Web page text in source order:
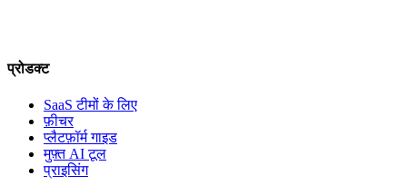
प्रोडक्ट
SaaS टीमों के लिए
फ़ीचर
प्लैटफ़ॉर्म गाइड
मुफ़्त AI टूल
प्राइसिंग